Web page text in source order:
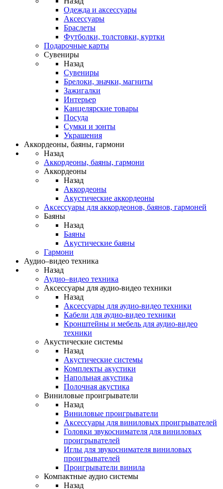
Одежда и аксессуары
Аксессуары
Браслеты
Футболки, толстовки, куртки
Подарочные карты
Сувениры
Назад
Сувениры
Брелоки, значки, магниты
Зажигалки
Интерьер
Канцелярские товары
Посуда
Сумки и зонты
Украшения
Аккордеоны, баяны, гармони
Назад
Аккордеоны, баяны, гармони
Аккордеоны
Назад
Аккордеоны
Акустические аккордеоны
Аксессуары для аккордеонов, баянов, гармоней
Баяны
Назад
Баяны
Акустические баяны
Гармони
Аудио–видео техника
Назад
Аудио–видео техника
Аксессуары для аудио-видео техники
Назад
Аксессуары для аудио-видео техники
Кабели для аудио-видео техники
Кронштейны и мебель для аудио-видео
техники
Акустические системы
Назад
Акустические системы
Комплекты акустики
Напольная акустика
Полочная акустика
Виниловые проигрыватели
Назад
Виниловые проигрыватели
Аксессуары для виниловых проигрывателей
Головки звукоснимателя для виниловых
проигрывателей
Иглы для звукоснимателя виниловых
проигрывателей
Проигрыватели винила
Компактные аудио системы
Назад